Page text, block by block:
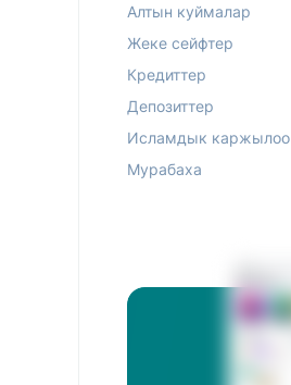
Алтын куймалар
Жеке сейфтер
Кредиттер
Депозиттер
Исламдык каржылоо
Мурабаха